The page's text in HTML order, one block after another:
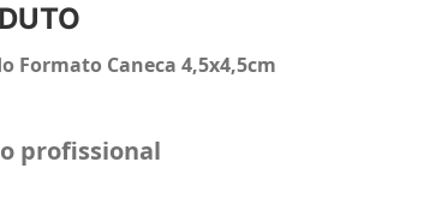
Formato Caneca 4,5x4,5cm
profissional